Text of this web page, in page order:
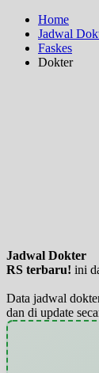
Home
Jadwal
Faskes
Dokter
Jadwal Dokter
RS terbaru! ini
Data jadwal
dan di update